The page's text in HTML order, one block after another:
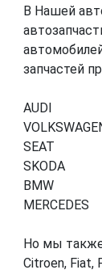
В Нашей
запчастей
AUDI
SEAT
SKODA
BMW
MERCEDES
Но мы
Citroen, Fiat,